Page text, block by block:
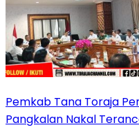
Pemkab Tana Toraja
Pangkalan Nakal